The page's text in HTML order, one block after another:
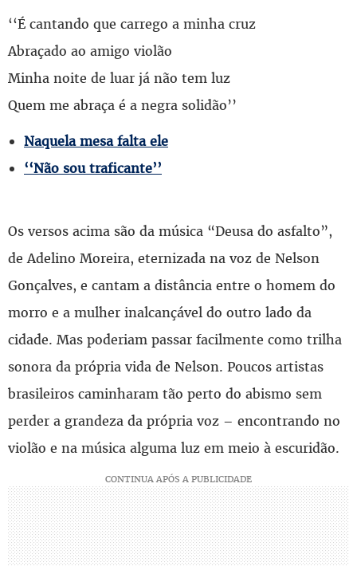
‘‘É cantando que carrego a minha cruz
Abraçado ao amigo violão
Minha noite de luar já não tem luz
Quem me abraça é a negra solidão’’
Naquela mesa falta ele
‘‘Não sou traficante’’
Os versos acima são da música “Deusa do asfalto”,
de Adelino Moreira, eternizada na voz de Nelson
Gonçalves, e cantam a distância entre o homem do
morro e a mulher inalcançável do outro lado da
cidade. Mas poderiam passar facilmente como trilha
sonora da própria vida de Nelson. Poucos artistas
brasileiros caminharam tão perto do abismo sem
perder a grandeza da própria voz – encontrando no
violão e na música alguma luz em meio à escuridão.